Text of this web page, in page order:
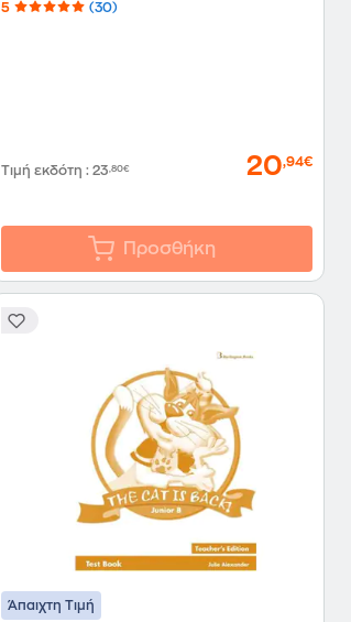
5 (30)
Τιμή εκδότη : 23,80€ 20,94€
Προσθήκη
Άπαιχτη Τιμή